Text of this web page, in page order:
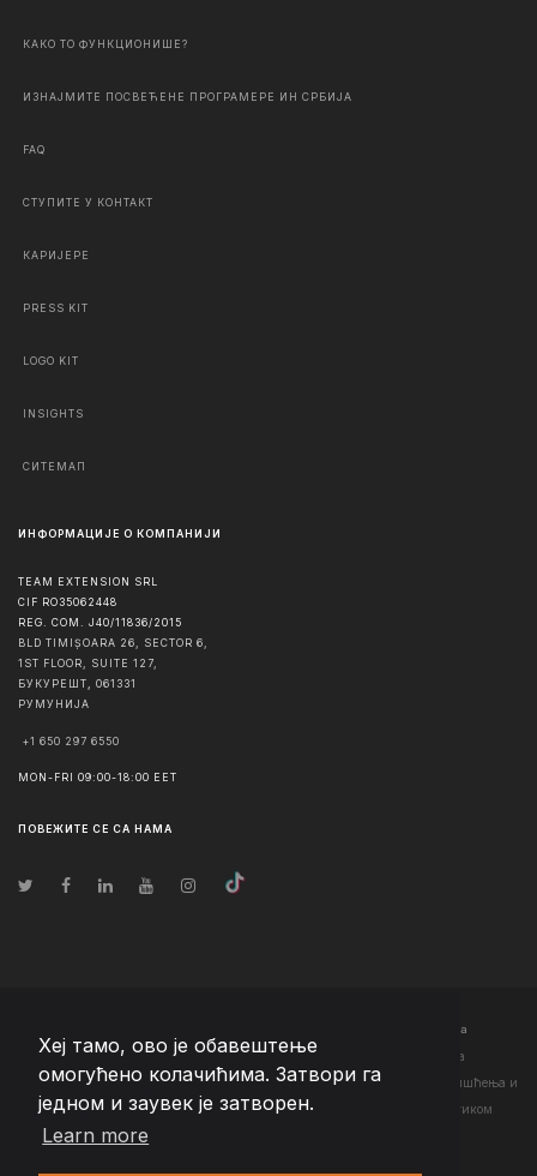
Хеј тамо, ово је обавештење
омогућено колачићима. Затвори га
једном и заувек је затворен.
Learn more
КАКО ТО ФУНКЦИОНИШЕ?
ИЗНАЈМИТЕ ПОСВЕЋЕНЕ ПРОГРАМЕРЕ ИН СРБИЈА
FAQ
СТУПИТЕ У КОНТАКТ
КАРИЈЕРЕ
PRESS KIT
LOGO KIT
INSIGHTS
СИТЕМАП
ИНФОРМАЦИЈЕ О КОМПАНИЈИ
TEAM EXTENSION SRL
CIF RO35062448
REG. COM. J40/11836/2015
BLD TIMIȘOARA 26, SECTOR 6,
1ST FLOOR, SUITE 127,
БУКУРЕШТ
061331
РУМУНИЈА
+1 650 297 6550
MON-FRI 09:00-18:00 EET
ПОВЕЖИТЕ СЕ СА НАМА
- Сва права задржана
Changelog● Коришћењем ове странице слажете се са нашим <а
href="https://teamextension.rs/sr/pravni/uslovi-koriscenja">Условима коришћења и
<а href="https://teamextension.rs/sr/pravni/pravila-privatnosti">Политиком